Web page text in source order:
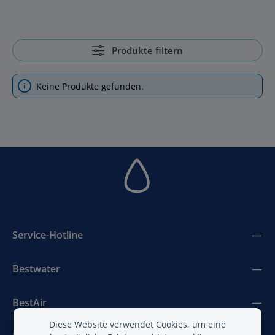
Produkte filtern
Keine Produkte gefunden.
Service-Hotline
Bestwater
BestAir
Diese Website verwendet Cookies, um eine